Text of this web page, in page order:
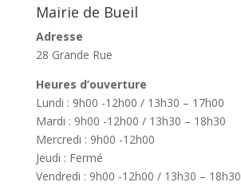
Mairie de Bueil
Adresse
28 Grande Rue
Heures d’ouverture
Lundi : 9h00 -12h00 / 13h30 – 17h00
Mardi : 9h00 -12h00 / 13h30 – 18h30
Mercredi : 9h00 -12h00
Jeudi : Fermé
Vendredi : 9h00 -12h00 / 13h30 – 18h30